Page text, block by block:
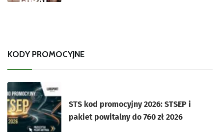
KODY PROMOCYJNE
STS kod promocyjny 2026: STSEP i
pakiet powitalny do 760 zł 2026